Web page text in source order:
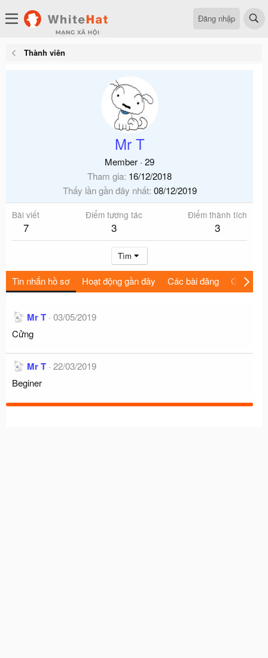
Đăng nhập
Thành viên
Mr T
Member · 29
Tham gia 16/12/2018
Thấy lần gần đây nhất 08/12/2019
Bài viết
7
Điểm tương tác
3
Điểm thành tích
3
Tìm
Tin nhắn hồ sơ Hoạt động gần đây Các bài đăng Giới thiệu
Mr T 03/05/2019
Cửng
Mr T 22/03/2019
Beginer